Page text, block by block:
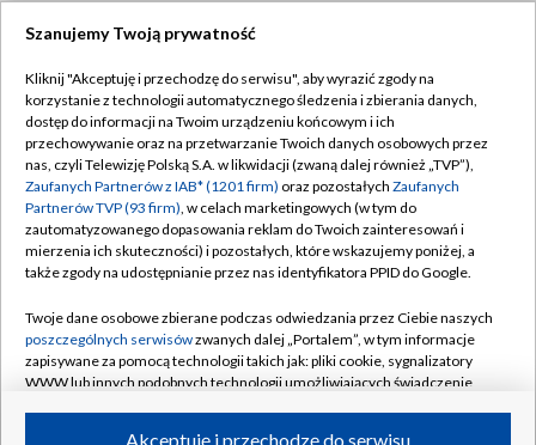
TVP
Abonament TVP
Emisja w TVP
Centrum informacji TVP
Naziemna Telewizja Cyfrowa
Rada Programowa
System NOS
Informacje o nadawcy
Regulamin TVP
Polityka prywatności
Moje zgody
Pomoc
Kontakt
Kanały
Szanujemy Twoją prywatność
Kliknij "Akceptuję i przechodzę do serwisu", aby wyrazić zgody na
korzystanie z technologii automatycznego śledzenia i zbierania danych,
dostęp do informacji na Twoim urządzeniu końcowym i ich
przechowywanie oraz na przetwarzanie Twoich danych osobowych przez
nas, czyli Telewizję Polską S.A. w likwidacji (zwaną dalej również „TVP”),
Zaufanych Partnerów z IAB* (1201 firm) oraz pozostałych Zaufanych
Partnerów TVP (93 firm), w celach marketingowych (w tym do
zautomatyzowanego dopasowania reklam do Twoich zainteresowań i
mierzenia ich skuteczności) i pozostałych, które wskazujemy poniżej, a
także zgody na udostępnianie przez nas identyfikatora PPID do Google.
Twoje dane osobowe zbierane podczas odwiedzania przez Ciebie naszych
poszczególnych serwisówzwanych dalej „Portalem”, w tym informacje
zapisywane za pomocą technologii takich jak: pliki cookie, sygnalizatory
WWW lub innych podobnych technologii umożliwiających świadczenie
Akceptuję i przechodzę do serwisu